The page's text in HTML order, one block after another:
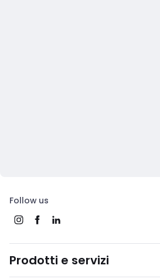
Follow us
Prodotti e servizi